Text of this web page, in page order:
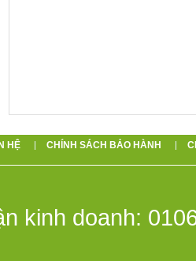
HỆ CHÍNH SÁCH BẢO HÀNH
kinh doanh: